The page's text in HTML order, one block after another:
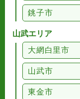
銚子市
山武エリア
大網白里市
山武市
東金市